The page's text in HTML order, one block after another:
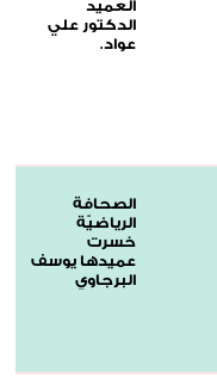
العميد
الدكتور علي
عواد.
الصحافة
الرياضيّة
خسرت
عميدها يوسف
البرجاوي